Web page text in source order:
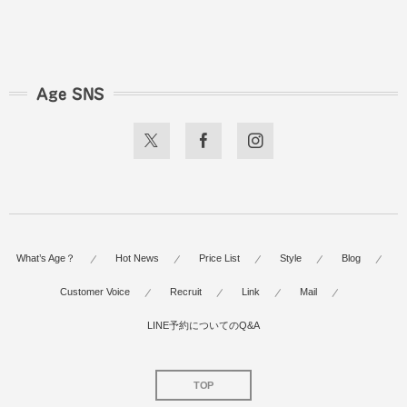
Age SNS
What’s Age？ Hot News Price List Style Blog
Customer Voice Recruit Link Mail
LINE予約についてのQ&A
TOP